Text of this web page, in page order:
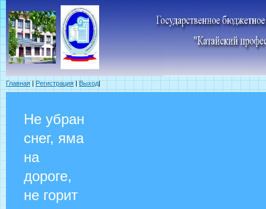
Главная | Регистрация | Выход|
Не убран
снег, яма
на
дороге,
не горит